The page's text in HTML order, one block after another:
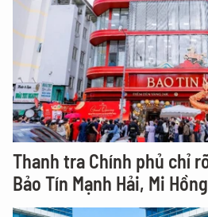
Thanh tra Chính phủ chỉ
Bảo Tín Mạnh Hải, Mi